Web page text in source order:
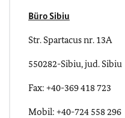
Büro Sibiu
Str. Spartacus nr. 13A
550282-Sibiu, jud. Sibiu
Fax: +40-369 418 723
Mobil: +40-724 558 296